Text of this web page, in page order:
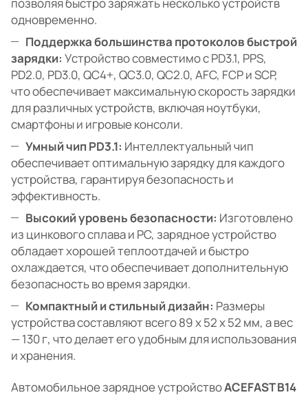
позволяя быстро заряжать несколько устройств
одновременно.
Поддержка большинства протоколов быстрой
зарядки: Устройство совместимо с PD3.1, PPS,
PD2.0, PD3.0, QC4+, QC3.0, QC2.0, AFC, FCP и SCP,
что обеспечивает максимальную скорость зарядки
для различных устройств, включая ноутбуки,
смартфоны и игровые консоли.
Умный чип PD3.1: Интеллектуальный чип
обеспечивает оптимальную зарядку для каждого
устройства, гарантируя безопасность и
эффективность.
Высокий уровень безопасности: Изготовлено
из цинкового сплава и PC, зарядное устройство
обладает хорошей теплоотдачей и быстро
охлаждается, что обеспечивает дополнительную
безопасность во время зарядки.
Компактный и стильный дизайн: Размеры
устройства составляют всего 89 x 52 x 52 мм, а вес
— 130 г, что делает его удобным для использования
и хранения.
Автомобильное зарядное устройствоACEFAST B14